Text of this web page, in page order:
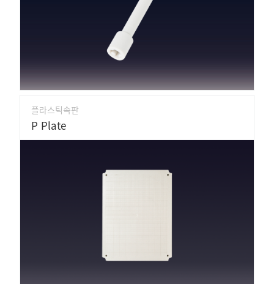
플라스틱속판
P Plate